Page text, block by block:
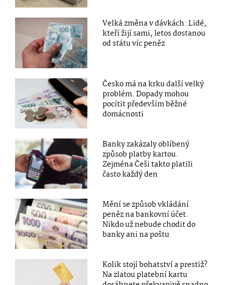
Velká změna v dávkách: Lidé,
kteří žijí sami, letos dostanou
od státu víc peněz
Česko má na krku další velký
problém. Dopady mohou
pocítit především běžné
domácnosti
Banky zakázaly oblíbený
způsob platby kartou.
Zejména Češi takto platili
často každý den
Mění se způsob vkládání
peněz na bankovní účet.
Nikdo už nebude chodit do
banky ani na poštu
Kolik stojí bohatství a prestiž?
Na zlatou platební kartu